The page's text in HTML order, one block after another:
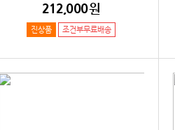
212,000원
진상품 조건부무료배송